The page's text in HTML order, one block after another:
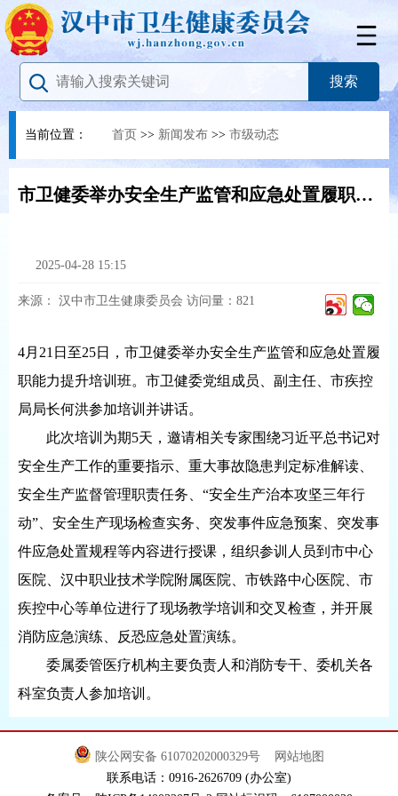
当前位置： 首页 >> 新闻发布 >> 市级动态
市卫健委举办安全生产监管和应急处置履职能力提升培训班
2025-04-28 15:15
来源： 汉中市卫生健康委员会 访问量： 821
4月21日至25日，市卫健委举办安全生产监管和应急处置履
职能力提升培训班。市卫健委党组成员、副主任、市疾控
局局长何洪参加培训并讲话。
此次培训为期5天，邀请相关专家围绕习近平总书记对
安全生产工作的重要指示、重大事故隐患判定标准解读、
安全生产监督管理职责任务、“安全生产治本攻坚三年行
动”、安全生产现场检查实务、突发事件应急预案、突发事
件应急处置规程等内容进行授课，组织参训人员到市中心
医院、汉中职业技术学院附属医院、市铁路中心医院、市
疾控中心等单位进行了现场教学培训和交叉检查，并开展
消防应急演练、反恐应急处置演练。
委属委管医疗机构主要负责人和消防专干、委机关各
科室负责人参加培训。
陕公网安备 61070202000329号
网站地图
联系电话：0916-2626709 (办公室)